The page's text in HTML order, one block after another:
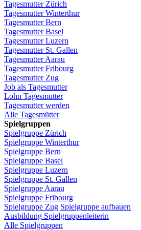
Tagesmutter Zürich
TagesmutterWinterthur
TagesmutterBern
TagesmutterBasel
Tagesmutter Luzern
TagesmutterSt. Gallen
Tagesmutter Aarau
Tagesmutter Fribourg
Tagesmutter Zug
Job als Tagesmutter
Lohn Tagesmutter
Tagesmutter werden
Alle Tagesmütter
Spielgruppen
Spielgruppe Zürich
Spielgruppe Winterthur
Spielgruppe Bern
Spielgruppe Basel
Spielgruppe Luzern
Spielgruppe St. Gallen
Spielgruppe Aarau
Spielgruppe Fribourg
Spielgruppe Zug Spielgruppe aufbauen
Ausbildung Spielgruppenleiterin
Alle Spielgruppen